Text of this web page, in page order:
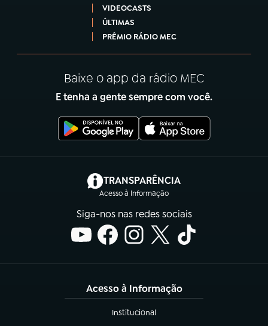
VIDEOCASTS
ÚLTIMAS
PRÊMIO RÁDIO MEC
Baixe o app da rádio MEC
E tenha a gente sempre com você.
TRANSPARÊNCIA
Acesso à Informação
(abre em nova aba)
Siga-nos nas redes sociais
Acesso à Informação
Institucional
(abre em nova aba)